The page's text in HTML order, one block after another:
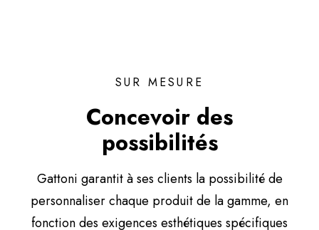
SUR MESURE
Concevoir des
possibilités
Gattoni garantit à ses clients la possibilité de
personnaliser chaque produit de la gamme, en
fonction des exigences esthétiques spécifiques